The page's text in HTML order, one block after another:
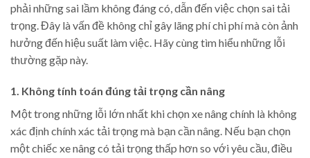
phải những sai lầm không đáng có, dẫn đến việc chọn sai tải
trọng. Đây là vấn đề không chỉ gây lãng phí chi phí mà còn ảnh
hưởng đến hiệu suất làm việc. Hãy cùng tìm hiểu những lỗi
thường gặp này.
1. Không tính toán đúng tải trọng cần nâng
Một trong những lỗi lớn nhất khi chọn xe nâng chính là không
xác định chính xác tải trọng mà bạn cần nâng. Nếu bạn chọn
một chiếc xe nâng có tải trọng thấp hơn so với yêu cầu, điều